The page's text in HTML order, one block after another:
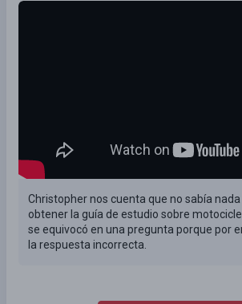
Christopher nos cuenta que no sabía
obtener la guía de estudio sobre
se equivocó en una pregunta porque por
la respuesta incorrecta.